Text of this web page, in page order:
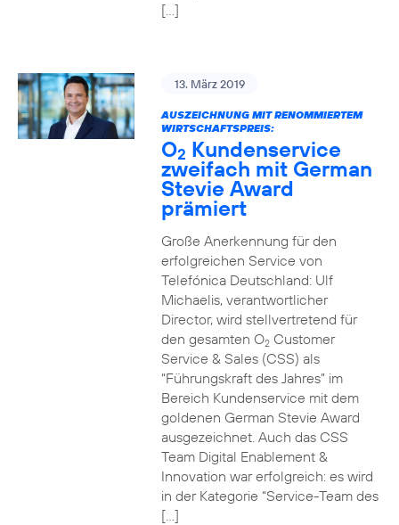
[…]
13. März 2019
AUSZEICHNUNG MIT RENOMMIERTEM
WIRTSCHAFTSPREIS:
O2 Kundenservice
zweifach mit German
Stevie Award
prämiert
Große Anerkennung für den
erfolgreichen Service von
Telefónica Deutschland: Ulf
Michaelis, verantwortlicher
Director, wird stellvertretend für
den gesamten O2Customer
Service & Sales (CSS) als
“Führungskraft des Jahres” im
Bereich Kundenservice mit dem
goldenen German Stevie Award
ausgezeichnet. Auch das CSS
Team Digital Enablement &
Innovation war erfolgreich: es wird
in der Kategorie “Service-Team des
[…]